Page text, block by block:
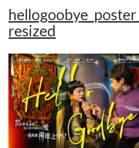
resized